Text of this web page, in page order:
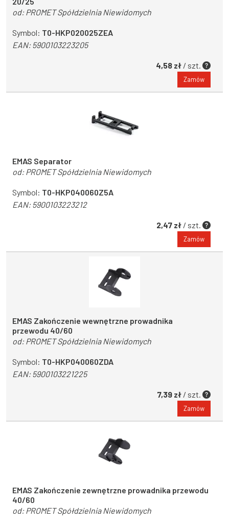
od: PROMET Spółdzielnia Niewidomych
Symbol: T0-HKP020025ZEA
EAN:5900103223205
4,58 zł / szt.
Zamów
EMAS Separator
od: PROMET Spółdzielnia Niewidomych
Symbol: T0-HKP040060Z5A
EAN:5900103223212
2,47 zł / szt.
Zamów
EMAS Zakończenie wewnętrzne prowadnika
przewodu 40/60
od: PROMET Spółdzielnia Niewidomych
Symbol: T0-HKP040060ZDA
EAN:5900103221225
7,39 zł / szt.
Zamów
EMAS Zakończenie zewnętrzne prowadnika przewodu
40/60
od: PROMET Spółdzielnia Niewidomych